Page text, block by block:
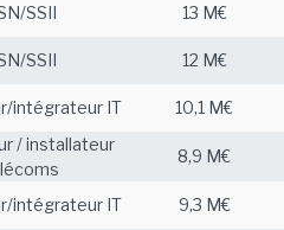
SSII 13 M€
SSII 12 M€
intégrateur IT 10,1 M€
/ installateur
8,9 M€
intégrateur IT 9,3 M€